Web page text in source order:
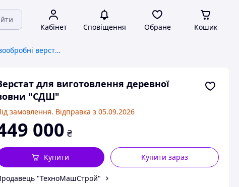
Кабінет Сповіщення Обране Кошик
Комбіновані деревообробні верстати
для виготовлення деревної
"СДШ"
замовлення. Відправка з 05.09.2026
000 ₴
Купити зараз
Купити
"ТехноМашСтрой"